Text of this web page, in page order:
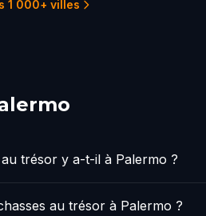
1 000+ villes
trésor y a-t-il à Palermo ?
au trésor à Palermo ?